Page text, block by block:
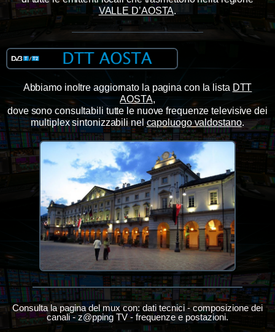
VALLE D’AOSTA.
Abbiamo inoltre aggiornato la pagina con la lista DTT
AOSTA,
dove sono consultabili tutte le nuove frequenze televisive dei
multiplex sintonizzabili nelcapoluogo valdostano.
Consulta la pagina del mux con: dati tecnici - composizione dei
canali - z@pping TV - frequenze e postazioni.